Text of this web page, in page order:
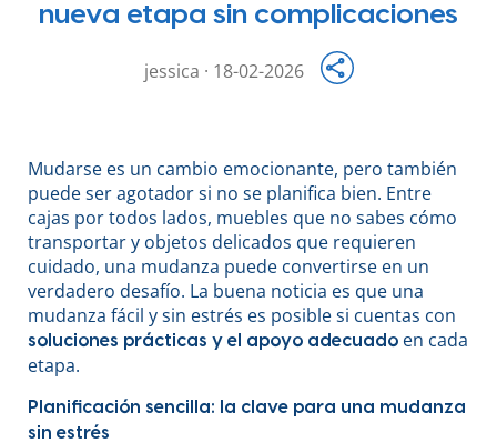
nueva etapa sin complicaciones
jessica · 18-02-2026
Mudarse es un cambio emocionante, pero también
puede ser agotador si no se planifica bien. Entre
cajas por todos lados, muebles que no sabes cómo
transportar y objetos delicados que requieren
cuidado, una mudanza puede convertirse en un
verdadero desafío. La buena noticia es que una
mudanza fácil y sin estrés es posible si cuentas con
soluciones prácticas y el apoyo adecuado en cada
etapa.
Planificación sencilla: la clave para una mudanza
sin estrés